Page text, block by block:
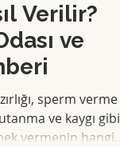
Verilir?
ve
sperm verme
ve kaygı gibi
vermenin hangi